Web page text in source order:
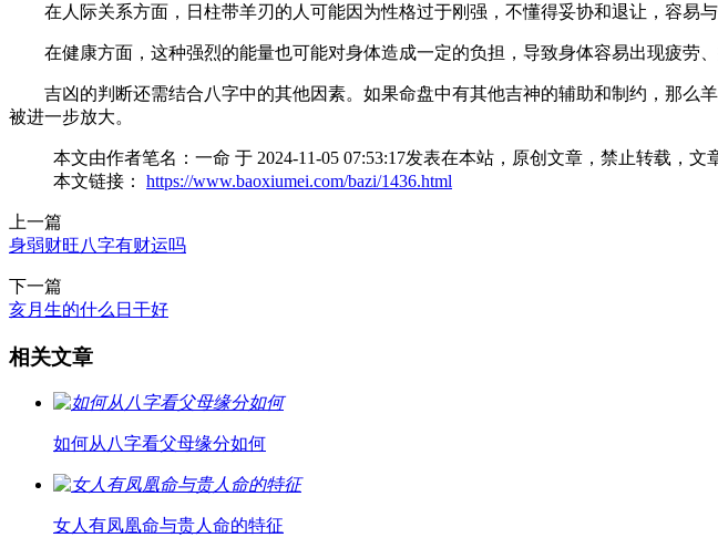
在人际关系方面，日柱带羊刃的人可能因为性格过于刚强，不懂得妥协和退让，容易
在健康方面，这种强烈的能量也可能对身体造成一定的负担，导致身体容易出现疲劳、
吉凶的判断还需结合八字中的其他因素。如果命盘中有其他吉神的辅助和制约，那
被进一步放大。
本文由作者笔名：一命 于 2024-11-05 07:53:17发表在本站，原创文章，禁止转载，文
本文链接： https://www.baoxiumei.com/bazi/1436.html
上一篇
身弱财旺八字有财运吗
下一篇
亥月生的什么日干好
相关文章
如何从八字看父母缘分如何
女人有凤凰命与贵人命的特征